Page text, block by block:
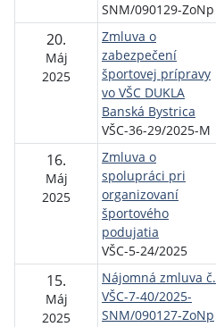
SNM/090129-ZoNp
20.
Máj
2025
Zmluva o
zabezpečení
športovej prípravy
vo VŠC DUKLA
Banská Bystrica
VŠC-36-29/2025-M
16.
Máj
2025
Zmluva o
spolupráci pri
organizovaní
športového
podujatia
VŠC-5-24/2025
15.
Máj
2025
Nájomná zmluva č.
VŠC-7-40/2025-
SNM/090127-ZoNp